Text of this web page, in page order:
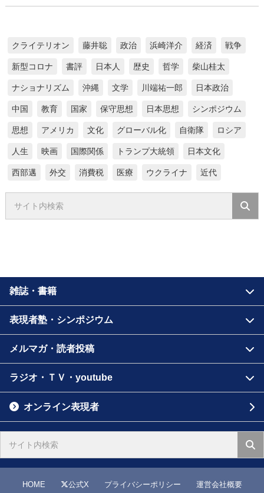
クライテリオン 藤井聡 政治 浜崎洋介 経済 戦争
新型コロナ 書評 日本人 歴史 哲学 柴山桂太
ナショナリズム 沖縄 文学 川端祐一郎 日本政治
中国 教育 国家 保守思想 日本思想 シンポジウム
思想 アメリカ 文化 グローバル化 自衛隊 ロシア
人生 映画 国際関係 トランプ大統領 日本文化
西部邁 外交 消費税 医療 ウクライナ 近代
雑誌・書籍
表現者塾・シンポジウム
メルマガ・読者投稿
ラジオ・ＴＶ・youtube
オンライン表現者
HOME 公式X プライバシーポリシー 運営会社概要